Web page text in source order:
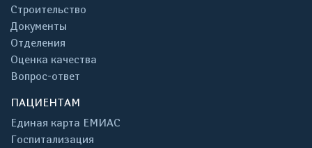
Строительство
Документы
Отделения
Оценка качества
Вопрос-ответ
ПАЦИЕНТАМ
Единая карта ЕМИАС
Госпитализация